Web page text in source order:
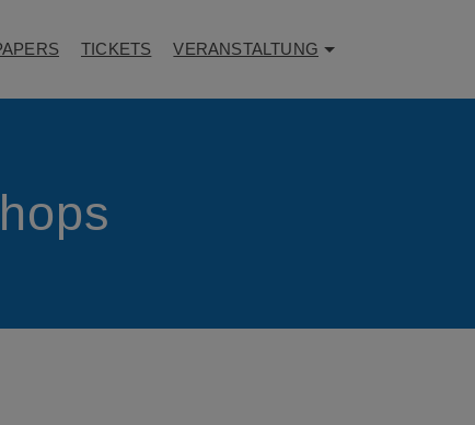
TICKETS VERANSTALTUNG